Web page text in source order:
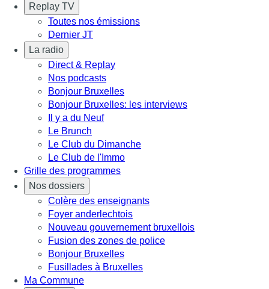
Replay TV
Toutes nos émissions
Dernier JT
La radio
Direct & Replay
Nos podcasts
Bonjour Bruxelles
Bonjour Bruxelles: les interviews
Il y a du Neuf
Le Brunch
Le Club du Dimanche
Le Club de l'Immo
Grille des programmes
Nos dossiers
Colère des enseignants
Foyer anderlechtois
Nouveau gouvernement bruxellois
Fusion des zones de police
Bonjour Bruxelles
Fusillades à Bruxelles
Ma Commune